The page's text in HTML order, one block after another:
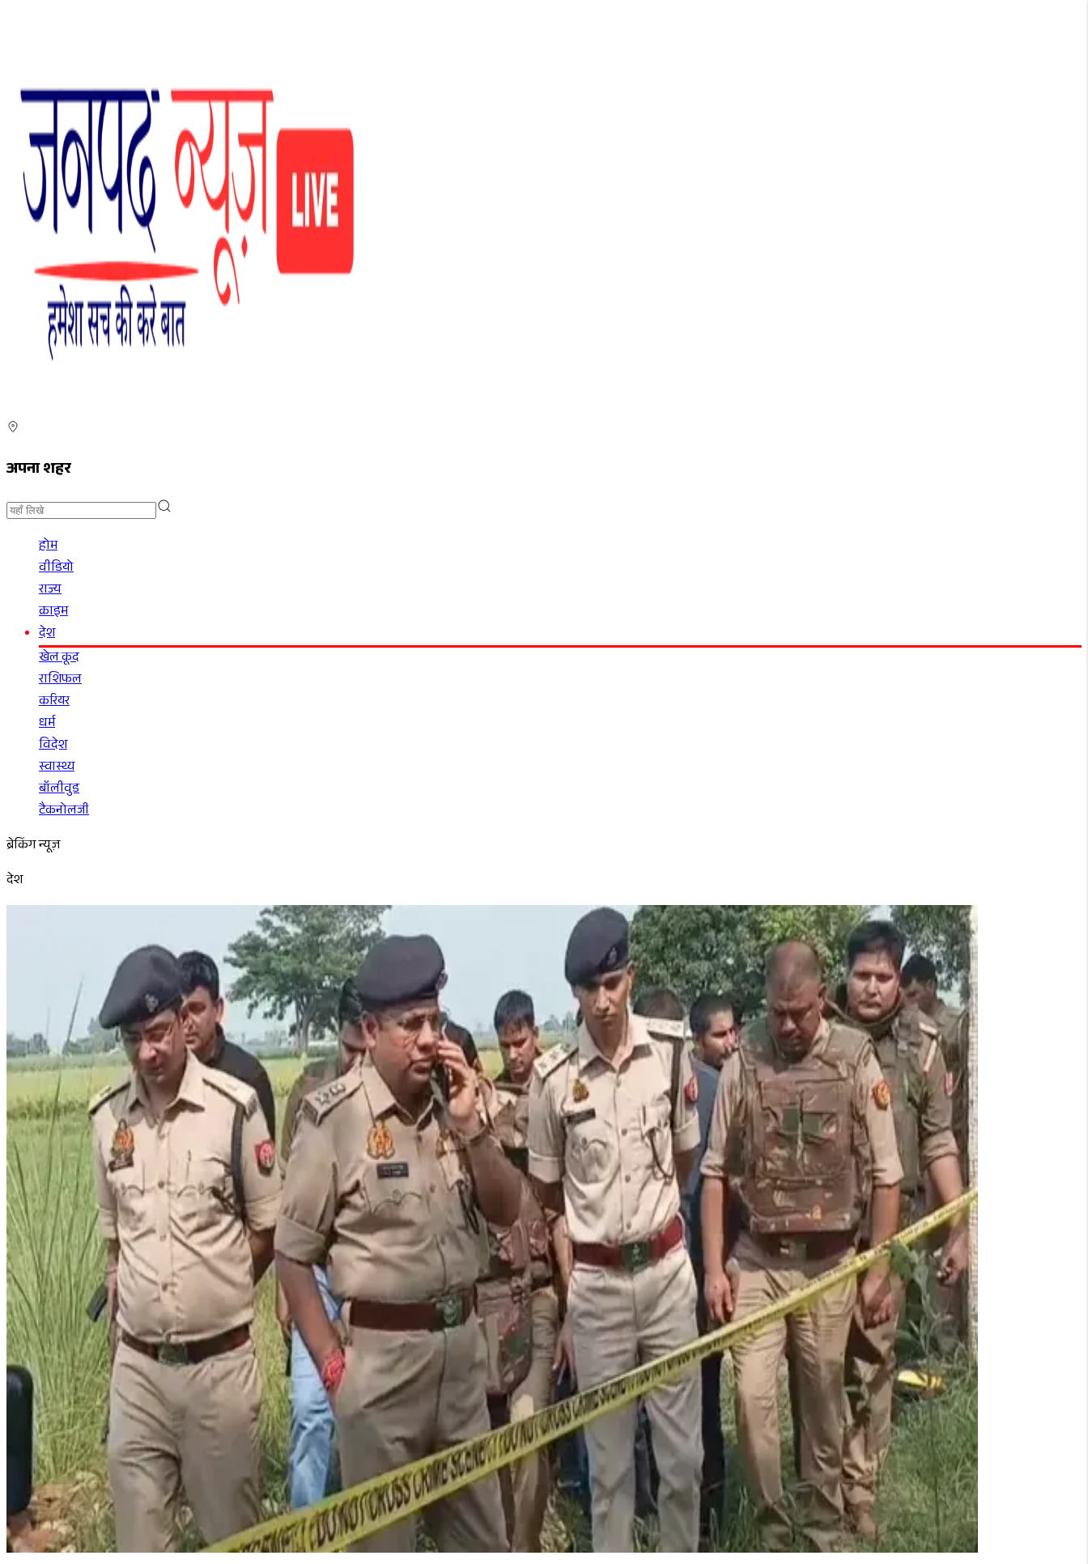
अपना शहर
होम
वीडियो
राज्य
क्राइम
देश
खेल कूद
राशिफल
करियर
धर्म
विदेश
स्वास्थ्य
बॉलीवुड
टैकनोलजी
ब्रेकिंग न्यूज़
देश